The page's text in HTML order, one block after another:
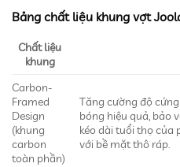
Bảng chất liệu khung vợt
Chất liệu
khung
Carbon-
Framed
Design
(khung
carbon
toàn phần)
Tăng cường độ
bóng hiệu quả, bảo
kéo dài tuổi thọ của
với bề mặt thô ráp.